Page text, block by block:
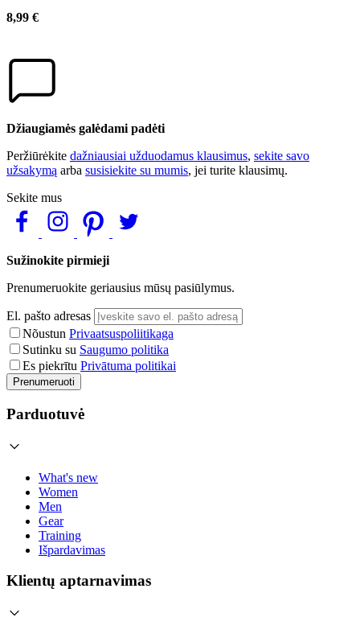
8,99 €
Džiaugiamės galėdami padėti
Peržiūrėkite dažniausiai užduodamus klausimus, sekite savo
užsakymą arba susisiekite su mumis, jei turite klausimų.
Sekite mus
Sužinokite pirmieji
Prenumeruokite geriausius mūsų pasiūlymus.
El. pašto adresas
Nõustun Privaatsuspoliitikaga
Sutinku su Saugumo politika
Es piekrītu Privātuma politikai
Prenumeruoti
Parduotuvė
What's new
Women
Men
Gear
Training
Išpardavimas
Klientų aptarnavimas